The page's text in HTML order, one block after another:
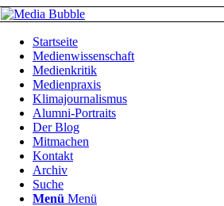
Startseite
Medienwissenschaft
Medienkritik
Medienpraxis
Klimajournalismus
Alumni-Portraits
Der Blog
Mitmachen
Kontakt
Archiv
Suche
Menü Menü